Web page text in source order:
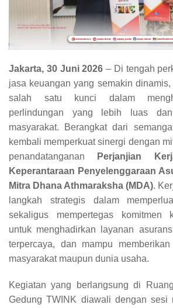
Jakarta, 30 Juni 2026 – Di tengah
jasa keuangan yang semakin
salah satu kunci dalam
perlindungan yang lebih luas
masyarakat. Berangkat dari
kembali memperkuat sinergi dengan
penandatanganan
Perjanjian
Keperantaraan Penyelenggaraan
Mitra Dhana Athmaraksha (MDA).
langkah strategis dalam
sekaligus mempertegas komitmen
untuk menghadirkan layanan
terpercaya, dan mampu
masyarakat maupun dunia usaha.
Kegiatan yang berlangsung di
Gedung TWINK diawali dengan sesi